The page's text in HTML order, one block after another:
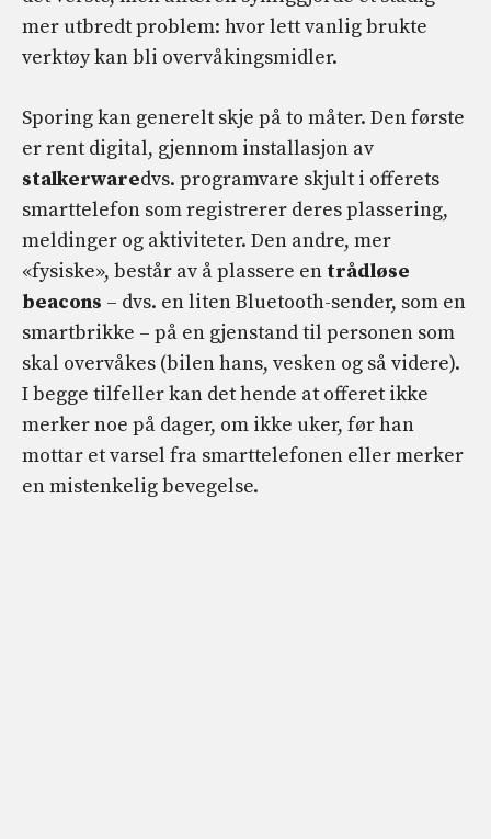
mer utbredt problem: hvor lett vanlig brukte
verktøy kan bli overvåkingsmidler.
Sporing kan generelt skje på to måter. Den første
er rent digital, gjennom installasjon av
stalkerwaredvs. programvare skjult i offerets
smarttelefon som registrerer deres plassering,
meldinger og aktiviteter. Den andre, mer
«fysiske», består av å plassere en trådløse
beacons – dvs. en liten Bluetooth-sender, som en
smartbrikke – på en gjenstand til personen som
skal overvåkes (bilen hans, vesken og så videre).
I begge tilfeller kan det hende at offeret ikke
merker noe på dager, om ikke uker, før han
mottar et varsel fra smarttelefonen eller merker
en mistenkelig bevegelse.